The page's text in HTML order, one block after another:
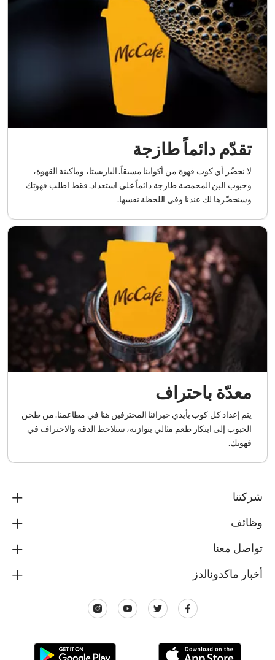
تقدّم دائماً طازجة
لا نحضّر أي كوب قهوة من أكوابنا مسبقاً. الباريستا، وماكينة القهوة،
وحبوب البن المحمصة طازجة دائماً على استعداد. فقط اطلب قهوتك
وسنحضّرها لك عندنا وفي اللحظة نفسها.
معدّة باحتراف
يتم إعداد كل كوب بأيدي خبرائنا المحترفين هنا في مطاعمنا. من طحن
الحبوب إلى ابتكار طعم مثالي بتوازنه، ستلاحظ الدقة والاحتراف في
قهوتك.
شركتنا
وظائف
تواصل معنا
أخبار ماكدونالدز